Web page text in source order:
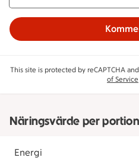
This site is protected by reCAPTCHA
of Service
Näringsvärde per portion
Energi